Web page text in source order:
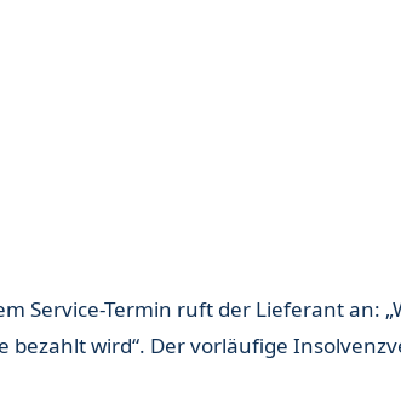
Service-Termin ruft der Lieferant an:
wird“. Der vorläufige